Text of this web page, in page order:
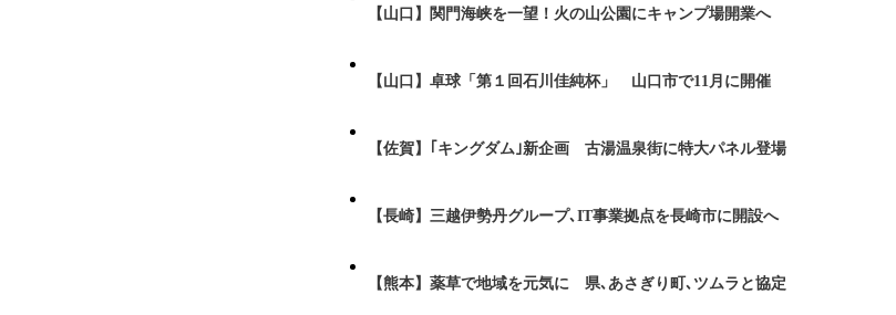
【山口】関門海峡を一望！火の山公園にキャンプ場開業へ
【山口】卓球「第１回石川佳純杯」 山口市で11月に開催
【佐賀】｢キングダム｣新企画 古湯温泉街に特大パネル登場
【長崎】三越伊勢丹グループ､IT事業拠点を長崎市に開設へ
【熊本】薬草で地域を元気に 県､あさぎり町､ツムラと協定